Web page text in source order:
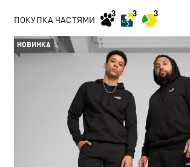
ПОКУПКА ЧАСТЯМИ
НОВИНКА